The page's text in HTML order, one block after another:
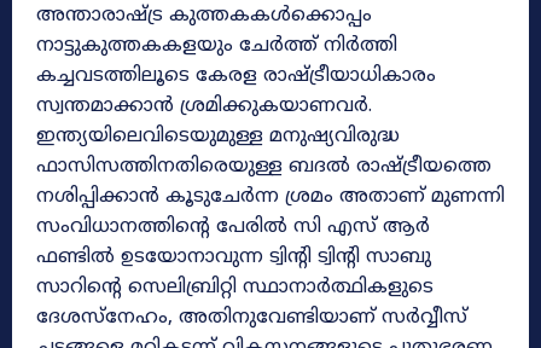
അന്താരാഷ്‌ട്ര കുത്തകകൾക്കൊപ്പം
നാട്ടുകുത്തകകളയും ചേർത്ത് നിർത്തി
കച്ചവടത്തിലൂടെ കേരള രാഷ്ട്രീയാധികാരം
സ്വന്തമാക്കാൻ ശ്രമിക്കുകയാണവർ.
ഇന്ത്യയിലെവിടെയുമുള്ള മനുഷ്യവിരുദ്ധ
ഫാസിസത്തിനതിരെയുള്ള ബദൽ രാഷ്‌ട്രീയത്തെ
നശിപ്പിക്കാൻ കൂടുചേർന്ന ശ്രമം അതാണ് മുണന്നി
സംവിധാനത്തിന്റെ പേരിൽ സി എസ് ആർ
ഫണ്ടിൽ ഉടയോനാവുന്ന ട്വിന്റി ട്വിന്റി സാബു
സാറിന്റെ സെലിബ്രിറ്റി സ്ഥാനാർത്ഥികളുടെ
ദേശസ്‌നേഹം, അതിനുവേണ്ടിയാണ് സർവ്വീസ്